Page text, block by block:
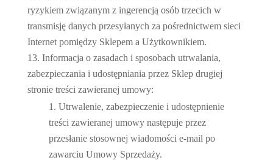
ryzykiem związanym z ingerencją osób trzecich w
transmisję danych przesyłanych za pośrednictwem sieci
Internet pomiędzy Sklepem a Użytkownikiem.
Informacja o zasadach i sposobach utrwalania,
zabezpieczania i udostępniania przez Sklep drugiej
stronie treści zawieranej umowy:
Utrwalenie, zabezpieczenie i udostępnienie
treści zawieranej umowy następuje przez
przesłanie stosownej wiadomości e-mail po
zawarciu Umowy Sprzedaży.